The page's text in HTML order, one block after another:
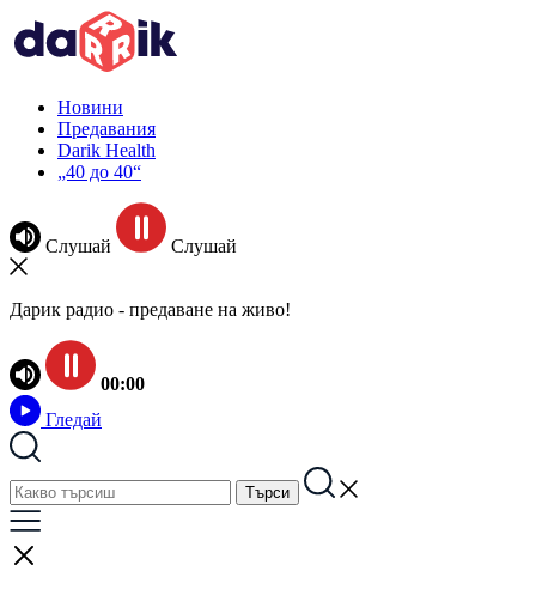
Новини
Предавания
Darik Health
„40 до 40“
Слушай Слушай
Дарик радио - предаване на живо!
00:00
Гледай